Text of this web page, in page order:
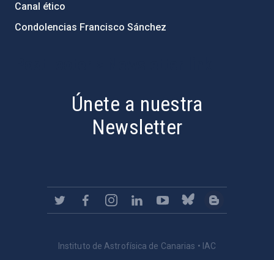
Canal ético
Condolencias Francisco Sánchez
Únete a nuestra
Newsletter
Instituto de Astrofísica de Canarias • IAC